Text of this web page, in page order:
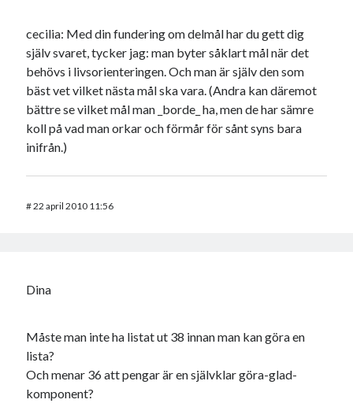
cecilia: Med din fundering om delmål har du gett dig
själv svaret, tycker jag: man byter såklart mål när det
behövs i livsorienteringen. Och man är själv den som
bäst vet vilket nästa mål ska vara. (Andra kan däremot
bättre se vilket mål man _borde_ ha, men de har sämre
koll på vad man orkar och förmår för sånt syns bara
inifrån.)
#22 april 2010 11:56
Dina
Måste man inte ha listat ut 38 innan man kan göra en
lista?
Och menar 36 att pengar är en självklar göra-glad-
komponent?